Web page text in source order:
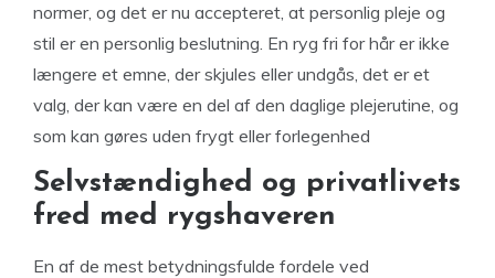
normer, og det er nu accepteret, at personlig pleje og
stil er en personlig beslutning. En ryg fri for hår er ikke
længere et emne, der skjules eller undgås, det er et
valg, der kan være en del af den daglige plejerutine, og
som kan gøres uden frygt eller forlegenhed
Selvstændighed og privatlivets
fred med rygshaveren
En af de mest betydningsfulde fordele ved